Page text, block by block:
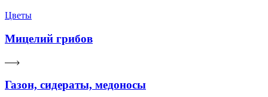
Цветы
Мицелий грибов
Газон, сидераты, медоносы